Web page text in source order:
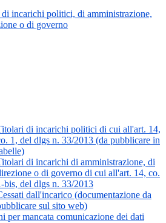
incarichi politici, di amministrazione,
o di governo
di incarichi politici di cui all'art. 14,
1, del dlgs n. 33/2013 (da pubblicare in
di incarichi di amministrazione, di
o di governo di cui all'art. 14, co.
bis, del dlgs n. 33/2013
dall'incarico (documentazione da
sul sito web)
per mancata comunicazione dei dati